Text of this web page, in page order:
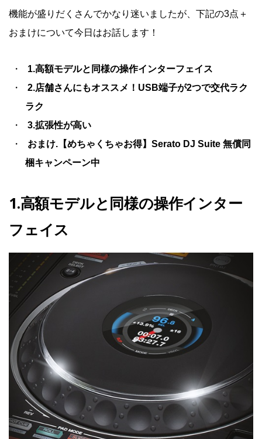
機能が盛りだくさんでかなり迷いましたが、下記の3点＋
おまけについて今日はお話します！
1.高額モデルと同様の操作インターフェイス
2.店舗さんにもオススメ！USB端子が2つで交代ラク
ラク
3.拡張性が高い
おまけ.【めちゃくちゃお得】Serato DJ Suite 無償同
梱キャンペーン中
1.高額モデルと同様の操作インター
フェイス